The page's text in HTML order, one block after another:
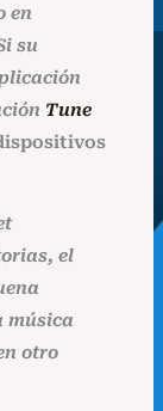
en
su
Tune
el
música
otro